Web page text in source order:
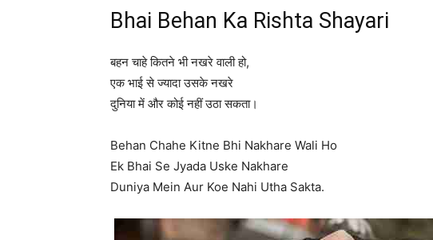
Bhai Behan Ka Rishta Shayari
बहन चाहे कितने भी नखरे वाली हो,
एक भाई से ज्यादा उसके नखरे
दुनिया में और कोई नहीं उठा सकता।
Behan Chahe Kitne Bhi Nakhare Wali Ho
Ek Bhai Se Jyada Uske Nakhare
Duniya Mein Aur Koe Nahi Utha Sakta.